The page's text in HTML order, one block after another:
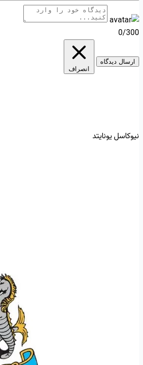
0/300
ارسال دیدگاه
انصراف
نیوکاسل یونایتد